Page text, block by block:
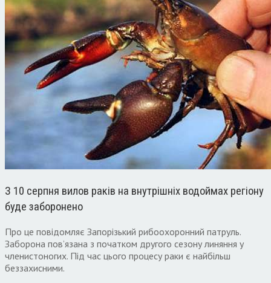
З 10 серпня вилов раків на внутрішніх водоймах регіону
буде заборонено
Про це повідомляє Запорізький рибоохоронний патруль.
Заборона пов’язана з початком другого сезону линяння у
членистоногих. Під час цього процесу раки є найбільш
беззахисними.